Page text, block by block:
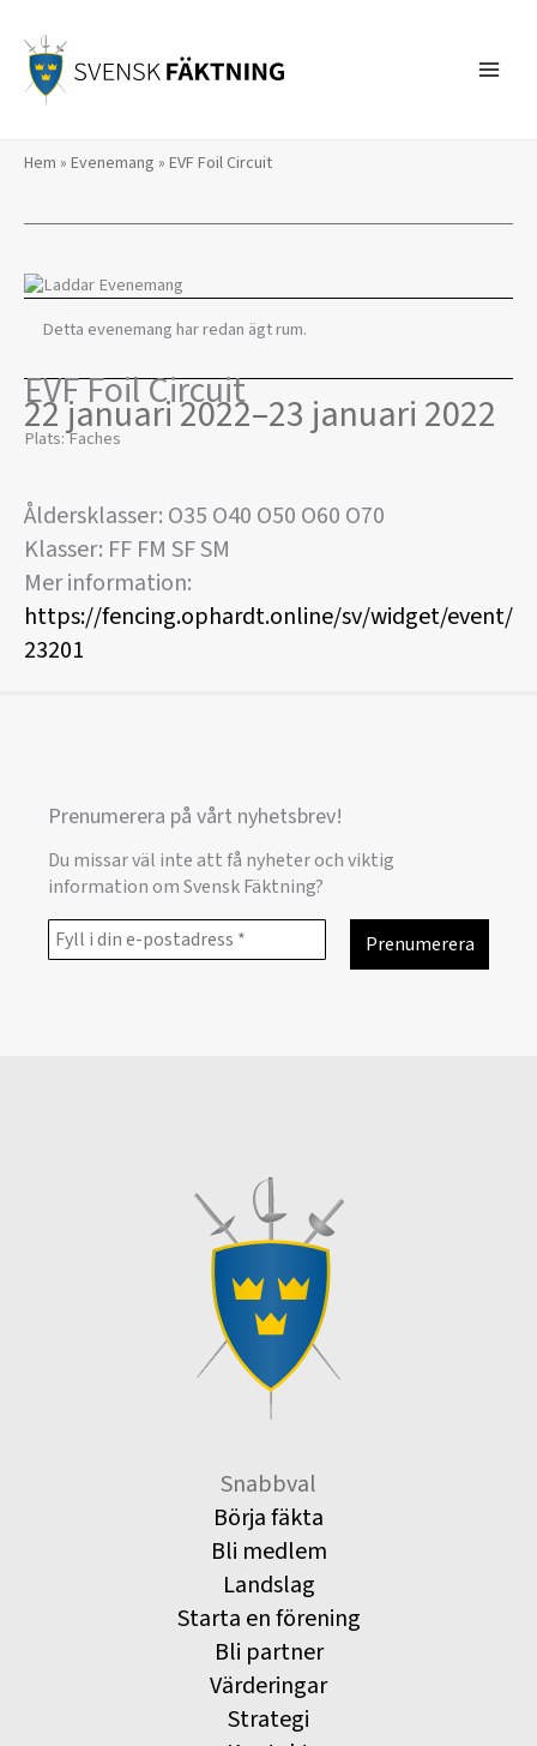
innehåll
Hem » Evenemang » EVF Foil Circuit
Detta evenemang har redan ägt rum.
EVF Foil Circuit
22 januari 2022–23 januari 2022
Plats: Faches
Åldersklasser: O35 O40 O50 O60 O70
Klasser: FF FM SF SM
Mer information:
https://fencing.ophardt.online/sv/widget/event/
23201
Prenumerera på vårt nyhetsbrev!
Du missar väl inte att få nyheter och viktig
information om Svensk Fäktning?
Snabbval
Börja fäkta
Bli medlem
Landslag
Starta en förening
Bli partner
Värderingar
Strategi